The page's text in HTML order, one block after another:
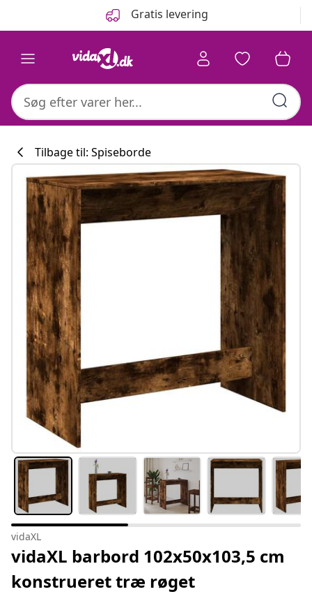
Gratis levering
#sharemevidaxl
Tilbage til: Spiseborde
vidaXL
vidaXL barbord 102x50x103,5 cm
konstrueret træ røget